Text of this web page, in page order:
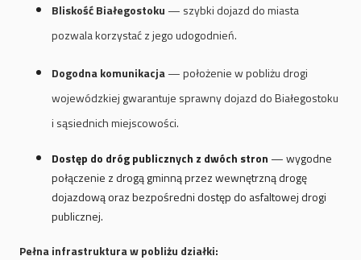
Bliskość Białegostoku — szybki dojazd do miasta
pozwala korzystać z jego udogodnień.
Dogodna komunikacja— położenie w pobliżu drogi
wojewódzkiej gwarantuje sprawny dojazd do Białegostoku
i sąsiednich miejscowości.
Dostęp do dróg publicznych z dwóch stron — wygodne
połączenie z drogą gminną przez wewnętrzną drogę
dojazdową oraz bezpośredni dostęp do asfaltowej drogi
publicznej.
Pełna infrastruktura w pobliżu działki: